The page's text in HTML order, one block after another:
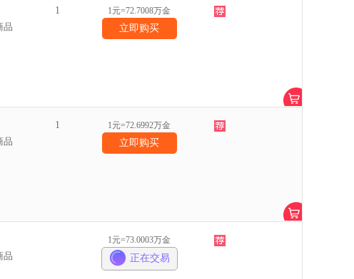
品
1 1元=72.7008万金
立即购买
品
1 1元=72.6992万金
立即购买
品
1元=73.0003万金
正在交易